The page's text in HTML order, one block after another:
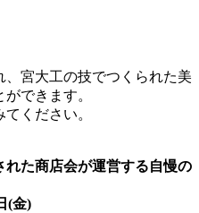
宮大工の技でつくられた美
できます。
ください。
れた商店会が運営する自慢の
(金)